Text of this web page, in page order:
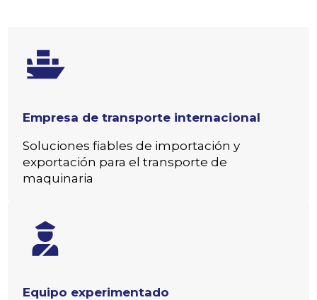
Empresa de transporte internacional
Soluciones fiables de importación y
exportación para el transporte de
maquinaria
Equipo experimentado